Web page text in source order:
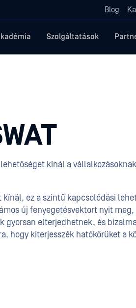
Blog
Szolgáltatások
kínál a
ez a szintű kapcsolódási
új fenyegetésvektort nyit
gyorsan elterjedhetnek, és
hogy kiterjesszék hatókörüket a